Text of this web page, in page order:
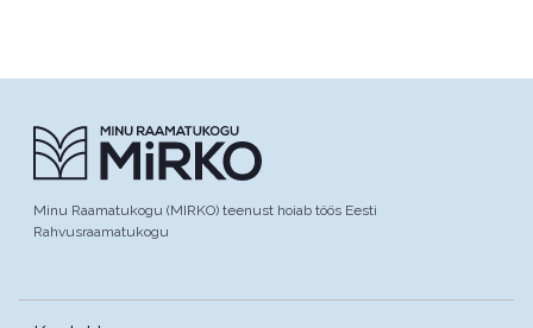
Minu Raamatukogu (MIRKO) teenust hoiab töös Eesti
Rahvusraamatukogu